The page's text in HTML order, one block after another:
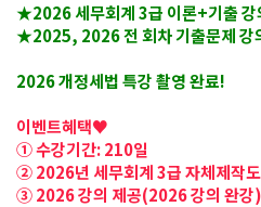
★2026 세무회계 3급 이론+기출
★2025, 2026 전 회차 기출문제
2026 개정세법 특강 촬영 완료!
이벤트혜택♥
① 수강기간: 210일
② 2026년 세무회계 3급 자체제작
③ 2026 강의 제공(2026 강의 완강)